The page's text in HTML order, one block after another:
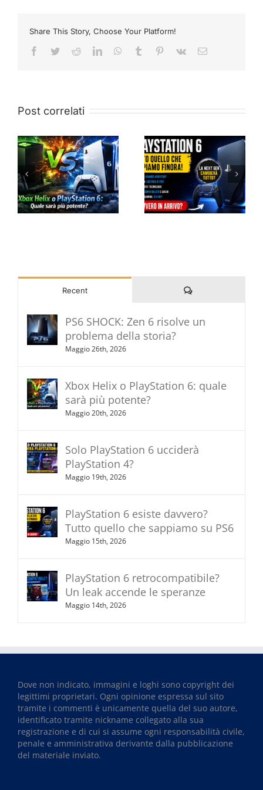
Share This Story, Choose Your Platform!
Facebook
TwitterRedditLinkedInWhatsApp
Tumblr Pinterest
Vk Email
Post correlati
Recent Commenti
PS6 SHOCK: Zen 6 risolve un
problema della storia?
Maggio 26th, 2026
Xbox Helix o PlayStation 6: quale
sarà più potente?
Maggio 20th, 2026
Solo PlayStation 6 ucciderà
PlayStation 4?
Maggio 19th, 2026
PlayStation 6 esiste davvero?
Tutto quello che sappiamo su PS6
Maggio 15th, 2026
PlayStation 6 retrocompatibile?
Un leak accende le speranze
Maggio 14th, 2026
Dove non indicato, immagini e loghi sono copyright dei
legittimi proprietari. Ogni opinione espressa sul sito
tramite i commenti è unicamente quella del suo autore,
identificato tramite nickname collegato alla sua
registrazione e di cui si assume ogni responsabilità civile,
penale e amministrativa derivante dalla pubblicazione
del materiale inviato.